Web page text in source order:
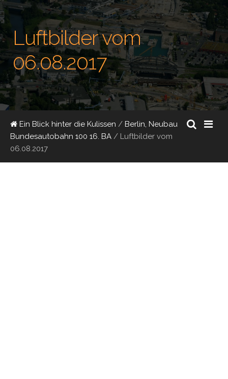
Luftbilder vom
06.08.2017
Ein Blick hinter die Kulissen / Berlin, Neubau
Bundesautobahn 100 16. BA / Luftbilder vom
06.08.2017